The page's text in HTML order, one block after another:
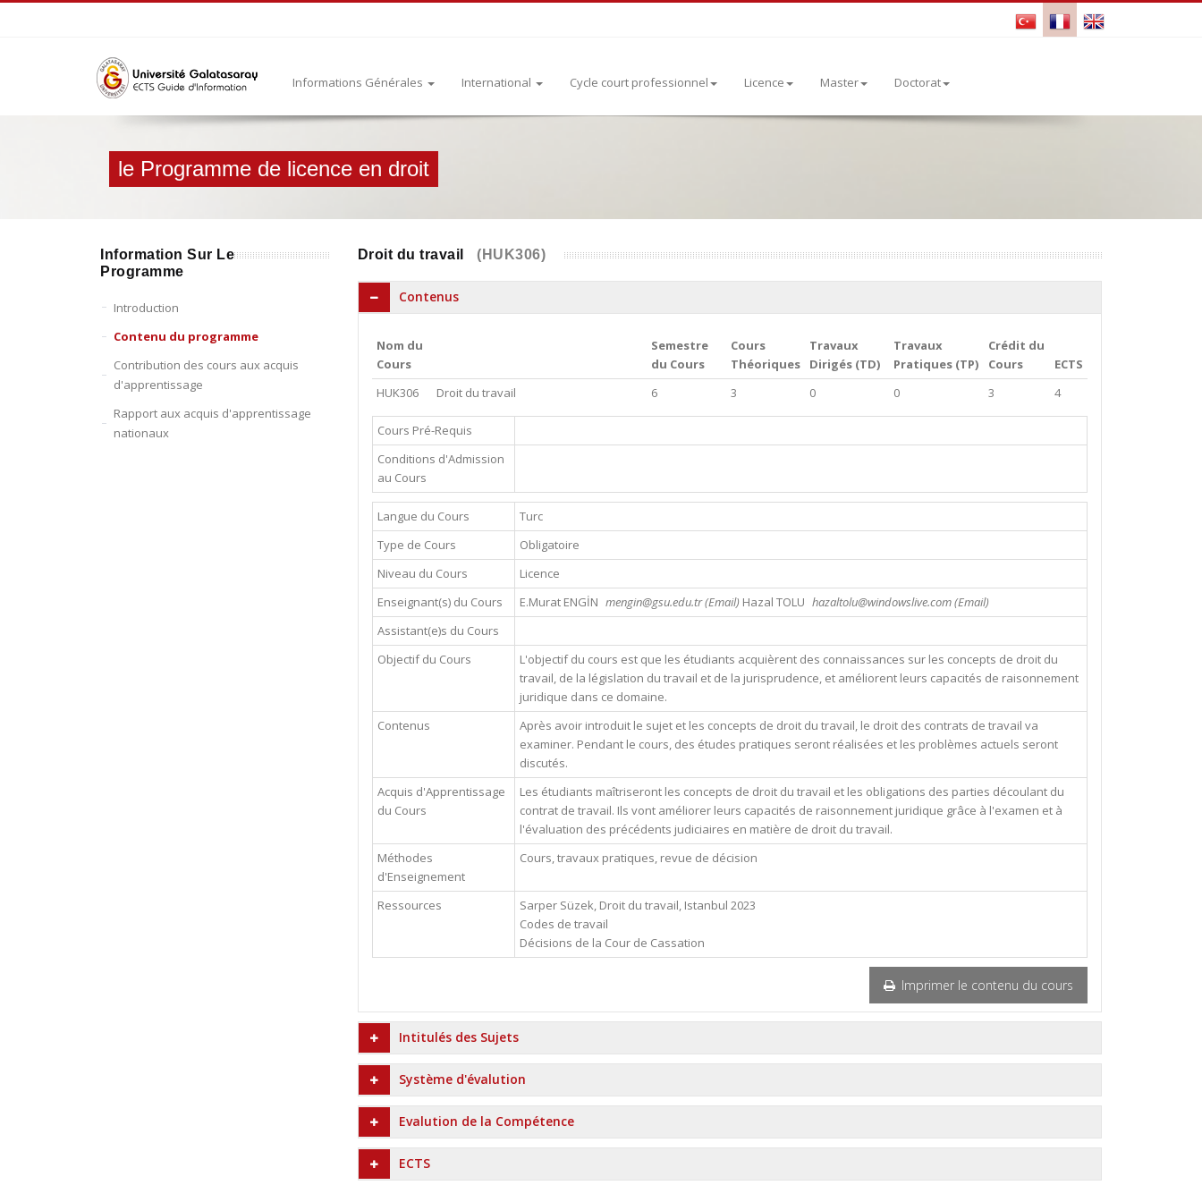
Informations Générales International Cycle court professionnel Licence Master Doctorat
le Programme de licence en droit
Information Sur Le
Programme
Introduction
Contenu du programme
Contribution des cours aux acquis
d'apprentissage
Rapport aux acquis d'apprentissage
nationaux
Droit du travail (HUK306)
Contenus
Nom du
Cours
Semestre
du Cours
Cours
Théoriques
Travaux
Dirigés (TD)
Travaux
Pratiques (TP)
Crédit du
Cours
ECTS
HUK306
Droit du travail 6 3 0 0 3 4
Cours Pré-Requis
Conditions d'Admission
au Cours
Langue du Cours
Turc
Type de Cours
Obligatoire
Niveau du Cours
Licence
Enseignant(s) du Cours
E.Murat ENGİN mengin@gsu.edu.tr (Email) Hazal TOLU hazaltolu@windowslive.com (Email)
Assistant(e)s du Cours
Objectif du Cours
L'objectif du cours est que les étudiants acquièrent des connaissances sur les concepts de droit du
travail, de la législation du travail et de la jurisprudence, et améliorent leurs capacités de raisonnement
juridique dans ce domaine.
Contenus
Après avoir introduit le sujet et les concepts de droit du travail, le droit des contrats de travail va
examiner. Pendant le cours, des études pratiques seront réalisées et les problèmes actuels seront
discutés.
Acquis d'Apprentissage
du Cours
Les étudiants maîtriseront les concepts de droit du travail et les obligations des parties découlant du
contrat de travail. Ils vont améliorer leurs capacités de raisonnement juridique grâce à l'examen et à
l'évaluation des précédents judiciaires en matière de droit du travail.
Méthodes
d'Enseignement
Cours, travaux pratiques, revue de décision
Ressources
Sarper Süzek, Droit du travail, Istanbul 2023
Codes de travail
Décisions de la Cour de Cassation
Imprimer le contenu du cours
Intitulés des Sujets
Système d'évalution
Evalution de la Compétence
ECTS